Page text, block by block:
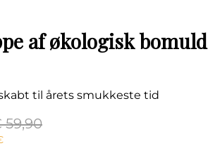
af økologisk bomuld
til årets smukkeste tid
59,90